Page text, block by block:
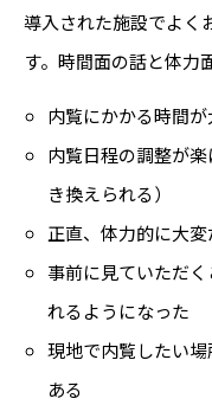
導入された施設でよく
す。時間面の話と体力
内覧にかかる時間
内覧日程の調整が
き換えられる）
正直、体力的に大
事前に見ていただ
れるようになった
現地で内覧したい
ある